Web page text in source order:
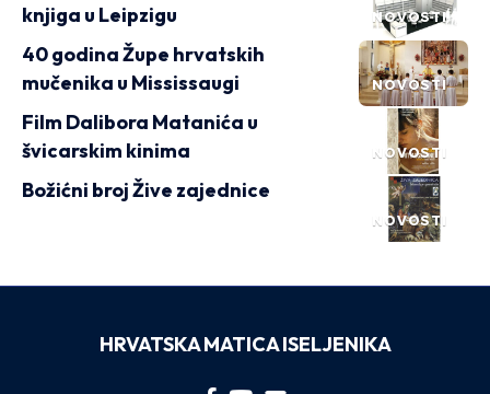
NOVOSTI
knjiga u Leipzigu
NOVOSTI
40 godina Župe hrvatskih
mučenika u Mississaugi
NOVOSTI
Film Dalibora Matanića u
švicarskim kinima
NOVOSTI
Božićni broj Žive zajednice
HRVATSKA MATICA ISELJENIKA